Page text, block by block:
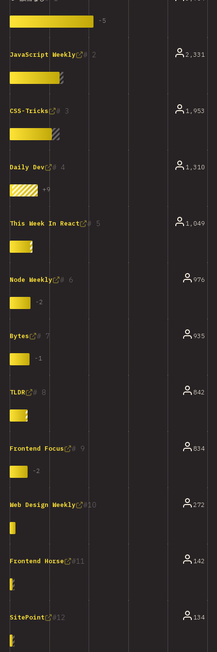
-5
2
JavaScript Weekly 2,331
3
CSS-Tricks 1,953
4
Daily Dev
+9
1,310
5
This Week In React 1,049
6
Node Weekly
-2
976
7
Bytes
-1
935
8
TLDR 842
9
Frontend Focus
-2
834
10
Web Design Weekly 272
11
Frontend Horse 142
12
SitePoint 134